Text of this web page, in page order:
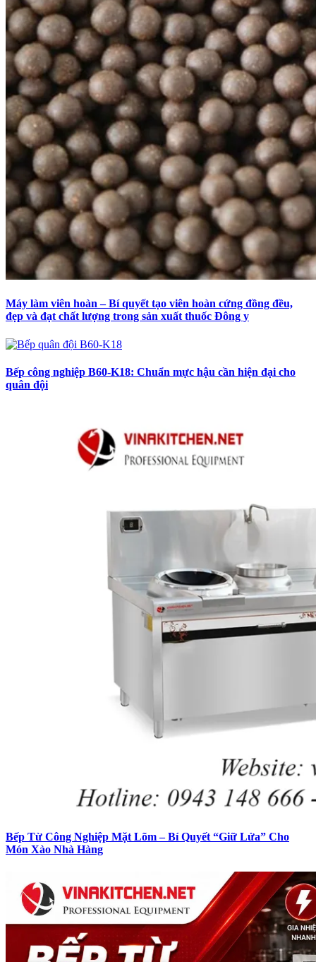
Máy làm viên hoàn – Bí quyết tạo viên hoàn cứng đồng đều,
đẹp và đạt chất lượng trong sản xuất thuốc Đông y
Bếp công nghiệp B60-K18: Chuẩn mực hậu cần hiện đại cho
quân đội
Bếp Từ Công Nghiệp Mặt Lõm – Bí Quyết “Giữ Lửa” Cho
Món Xào Nhà Hàng